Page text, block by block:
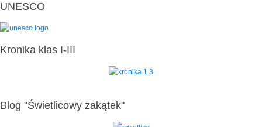
UNESCO
Kronika klas I-III
Blog "Świetlicowy zakątek"